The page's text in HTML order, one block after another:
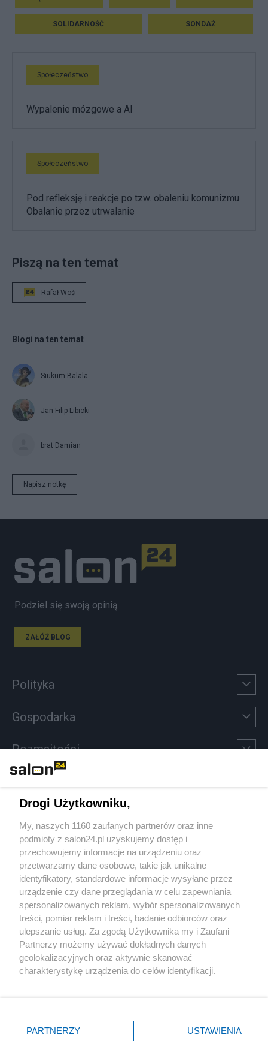
SOLIDARNOŚĆ SONDAŻ
Społeczeństwo
Wypalenie mózgowe a AI
Społeczeństwo
Pod refleksję i reakcje po tzw. obaleniu komunizmu.
Obalanie przez utrwalanie
Piszą na ten temat
Rafał Woś
Blogi na ten temat
Siukum Balala
Jan Filip Libicki
brat Damian
Napisz notkę
Podziel się swoją opinią
ZAŁÓŻ BLOG
Polityka
Gospodarka
Rozmaitości
Sport
Społeczeństwo
Kultura
X Facebook Instagram Youtube
Drogi Użytkowniku,
My, naszych 1160 zaufanych partnerów oraz inne
podmioty z salon24.pl uzyskujemy dostęp i
przechowujemy informacje na urządzeniu oraz
przetwarzamy dane osobowe, takie jak unikalne
identyfikatory, standardowe informacje wysyłane przez
urządzenie czy dane przeglądania w celu zapewniania
spersonalizowanych reklam, wybór spersonalizowanych
treści, pomiar reklam i treści, badanie odbiorców oraz
ulepszanie usług. Za zgodą Użytkownika my i Zaufani
Partnerzy możemy używać dokładnych danych
geolokalizacyjnych oraz aktywnie skanować
charakterystykę urządzenia do celów identyfikacji.
zmienić/wycofać klikając przycisk ustawień prywatności
znajdujący się w lewym dolnym rogu strony
PARTNERZY USTAWIENIA